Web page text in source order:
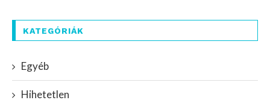
KATEGÓRIÁK
Egyéb
Hihetetlen